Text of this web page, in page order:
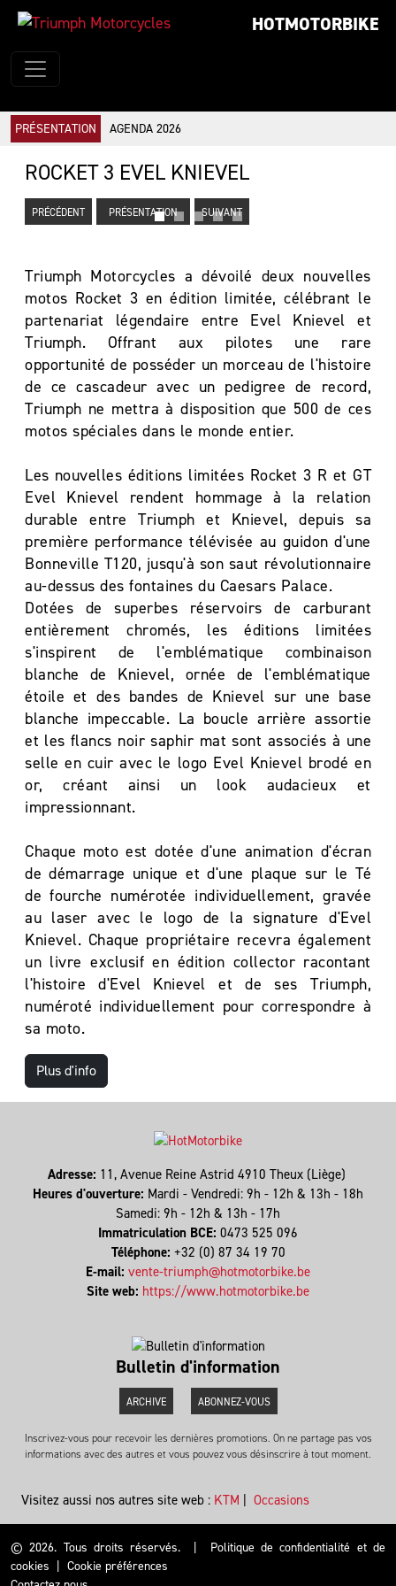
HOTMOTORBIKE
PRÉSENTATION AGENDA 2026
ROCKET 3 EVEL KNIEVEL
PRÉCÉDENT PRÉSENTATION SUIVANT
Triumph Motorcycles a dévoilé deux nouvelles
motos Rocket 3 en édition limitée, célébrant le
partenariat légendaire entre Evel Knievel et
Triumph. Offrant aux pilotes une rare
opportunité de posséder un morceau de l'histoire
de ce cascadeur avec un pedigree de record,
Triumph ne mettra à disposition que 500 de ces
motos spéciales dans le monde entier.
Les nouvelles éditions limitées Rocket 3 R et GT
Evel Knievel rendent hommage à la relation
durable entre Triumph et Knievel, depuis sa
première performance télévisée au guidon d'une
Bonneville T120, jusqu'à son saut révolutionnaire
au-dessus des fontaines du Caesars Palace.
Dotées de superbes réservoirs de carburant
entièrement chromés, les éditions limitées
s'inspirent de l'emblématique combinaison
blanche de Knievel, ornée de l'emblématique
étoile et des bandes de Knievel sur une base
blanche impeccable. La boucle arrière assortie
et les flancs noir saphir mat sont associés à une
selle en cuir avec le logo Evel Knievel brodé en
or, créant ainsi un look audacieux et
impressionnant.
Chaque moto est dotée d'une animation d'écran
de démarrage unique et d'une plaque sur le Té
de fourche numérotée individuellement, gravée
au laser avec le logo de la signature d'Evel
Knievel. Chaque propriétaire recevra également
un livre exclusif en édition collector racontant
l'histoire d'Evel Knievel et de ses Triumph,
numéroté individuellement pour correspondre à
sa moto.
Plus d'info
Adresse: 11, Avenue Reine Astrid 4910 Theux (Liège)
Heures d'ouverture: Mardi - Vendredi: 9h - 12h & 13h - 18h
Samedi: 9h - 12h & 13h - 17h
Immatriculation BCE: 0473 525 096
Téléphone: +32 (0) 87 34 19 70
E-mail: vente-triumph@hotmotorbike.be
Site web: https://www.hotmotorbike.be
Bulletin d'information
ARCHIVE ABONNEZ-VOUS
Inscrivez-vous pour recevoir les dernières promotions. On ne partage pas vos
informations avec des autres et vous pouvez vous désinscrire à tout moment.
Visitez aussi nos autres site web : KTM | Occasions
© 2026. Tous droits réservés. | Politique de confidentialité et de
cookies | Cookie préférences